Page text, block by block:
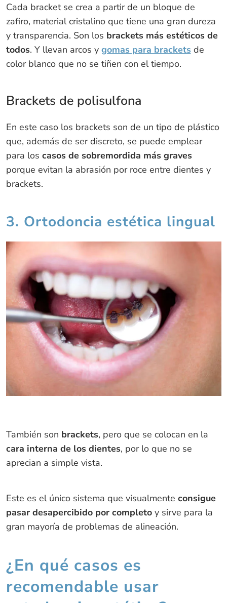
Cada bracket se crea a partir de un bloque de
zafiro, material cristalino que tiene una gran dureza
y transparencia. Son los brackets más estéticos de
todos. Y llevan arcos y gomas para brackets de
color blanco que no se tiñen con el tiempo.
Brackets de polisulfona
En este caso los brackets son de un tipo de plástico
que, además de ser discreto, se puede emplear
para los casos de sobremordida más graves
porque evitan la abrasión por roce entre dientes y
brackets.
3. Ortodoncia estética lingual
También son brackets, pero que se colocan en la
cara interna de los dientes, por lo que no se
aprecian a simple vista.
Este es el único sistema que visualmente consigue
pasar desapercibido por completoy sirve para la
gran mayoría de problemas de alineación.
¿En qué casos es
recomendable usar